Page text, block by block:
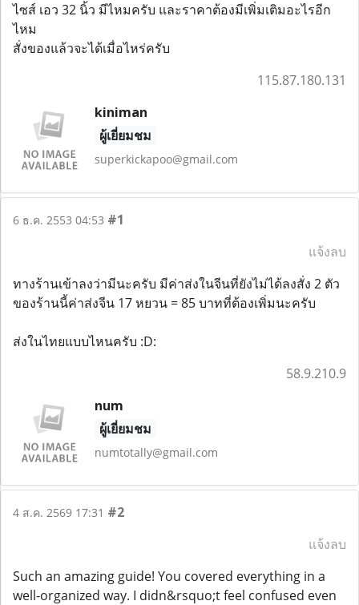
ไซส์ เอว 32 นิ้ว มีไหมครับ และราคาต้องมีเพิ่มเติมอะไรอีก
ไหม
สั่งของแล้วจะได้เมื่อไหร่ครับ
115.87.180.131
kiniman
ผู้เยี่ยมชม
superkickapoo@gmail.com
6 ธ.ค. 2553 04:53 #1
แจ้งลบ
ทางร้านเข้าลงว่ามีนะครับ มีค่าส่งในจีนที่ยังไม่ได้ลงสั่ง 2 ตัว
ของร้านนี้ค่าส่งจีน 17 หยวน = 85 บาทที่ต้องเพิ่มนะครับ
ส่งในไทยแบบไหนครับ :D:
58.9.210.9
num
ผู้เยี่ยมชม
numtotally@gmail.com
4 ส.ค. 2569 17:31 #2
แจ้งลบ
Such an amazing guide! You covered everything in a
well-organized way. I didn&rsquo;t feel confused even